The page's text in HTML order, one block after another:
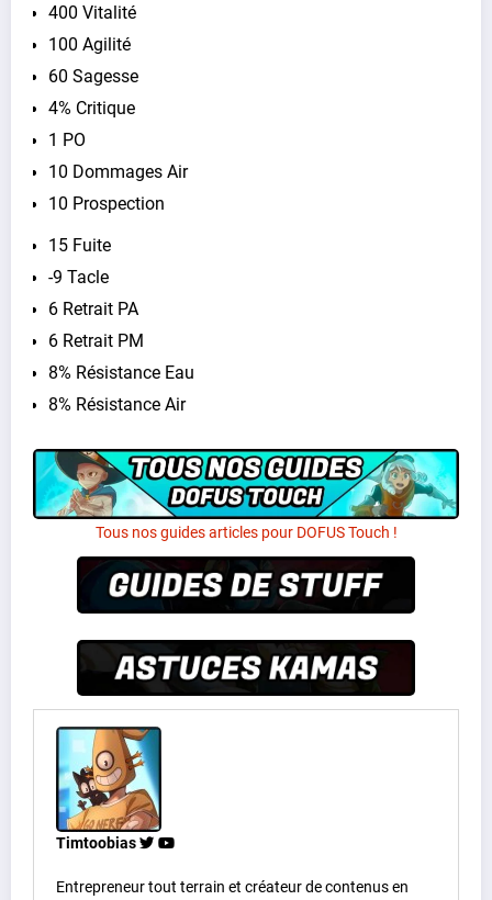
400 Vitalité
100 Agilité
60 Sagesse
4% Critique
1 PO
10 Dommages Air
10 Prospection
15 Fuite
-9 Tacle
6 Retrait PA
6 Retrait PM
8% Résistance Eau
8% Résistance Air
Tous nos guides articles pour DOFUS Touch !
Timtoobias
Entrepreneur tout terrain et créateur de contenus en